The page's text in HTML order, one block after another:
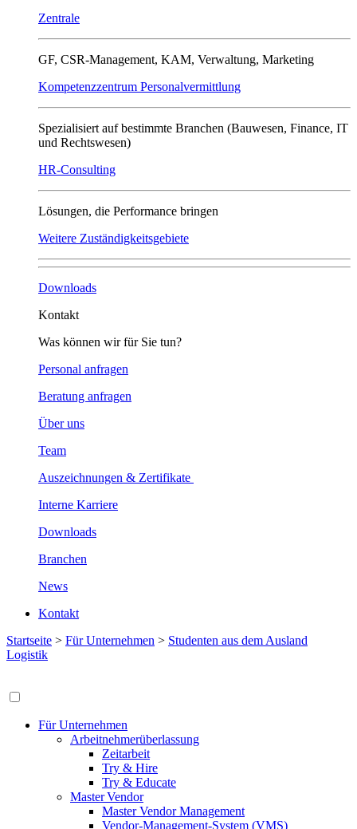
Zentrale
GF, CSR-Management, KAM, Verwaltung, Marketing
Kompetenzzentrum Personalvermittlung
Spezialisiert auf bestimmte Branchen (Bauwesen, Finance, IT
und Rechtswesen)
HR-Consulting
Lösungen, die Performance bringen
Weitere Zuständigkeitsgebiete
Downloads
Kontakt
Was können wir für Sie tun?
Personal anfragen
Beratung anfragen
Über uns
Team
Auszeichnungen & Zertifikate
Interne Karriere
Downloads
Branchen
News
Kontakt
Startseite > Für Unternehmen > Studenten aus dem Ausland
Logistik
Für Unternehmen
Arbeitnehmerüberlassung
Zeitarbeit
Try & Hire
Try & Educate
Master Vendor
Master Vendor Management
Vendor-Management-System (VMS)